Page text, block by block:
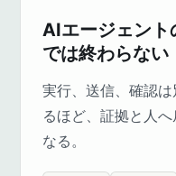
AIエージェント
では終わらない
実行、送信、確認
るほど、証拠と人
なる。